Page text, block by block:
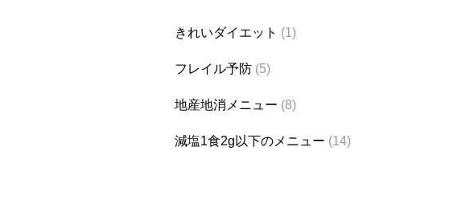
きれいダイエット (1)
フレイル予防 (5)
地産地消メニュー (8)
減塩1食2g以下のメニュー (14)